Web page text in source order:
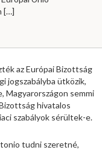
[…]
az Európai Bizottság
jogszabályba ütközik,
Magyarországon semmi
hivatalos
szabályok sérültek-e.
tudni szeretné,